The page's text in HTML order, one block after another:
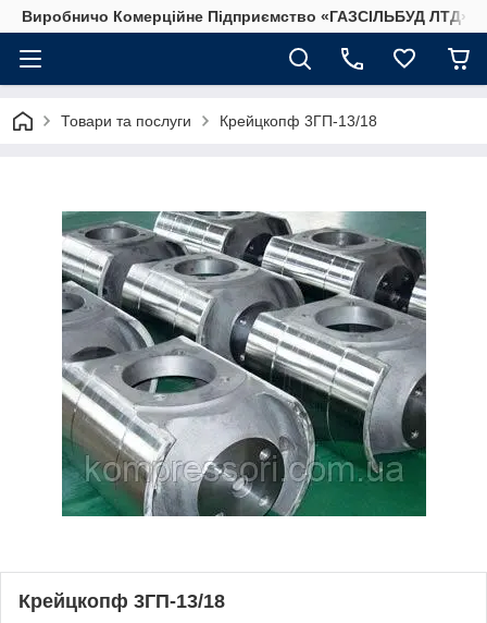
Виробничо Комерційне Підприємство «ГАЗСIЛЬБУД ЛТД»
Товари та послуги Крейцкопф 3ГП-13/18
Крейцкопф 3ГП-13/18